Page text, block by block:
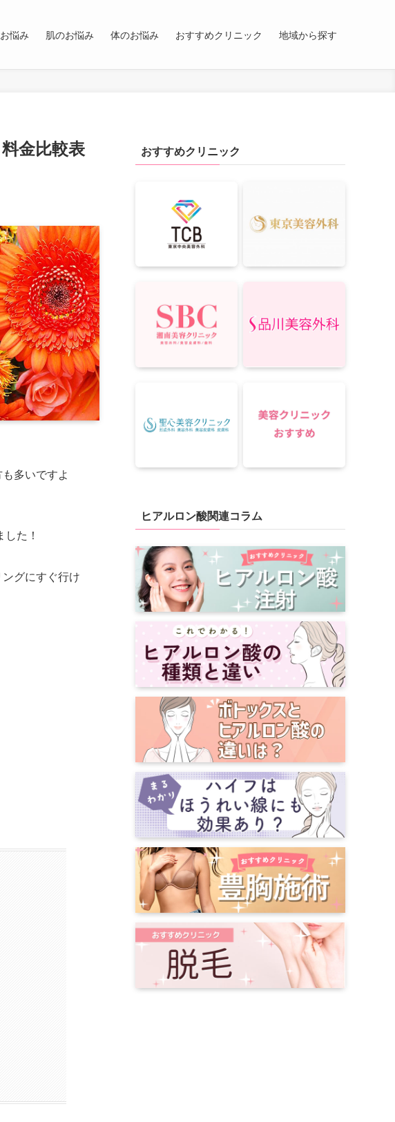
悩み 肌のお悩み 体のお悩み おすすめクリニック 地域から探す
金比較表
多いですよ
た！
グにすぐ行け
おすすめクリニック
ヒアルロン酸関連コラム